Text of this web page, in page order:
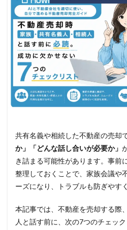
共有名義や相続した不動産の売却で
か」「どんな話し合いが必要か」
き詰まる可能性があります。事前
整理しておくことで、家族会議や
ーズになり、トラブルも防ぎやす
本記事では、不動産を売却する際
人と話す前に、次の7つのチェッ